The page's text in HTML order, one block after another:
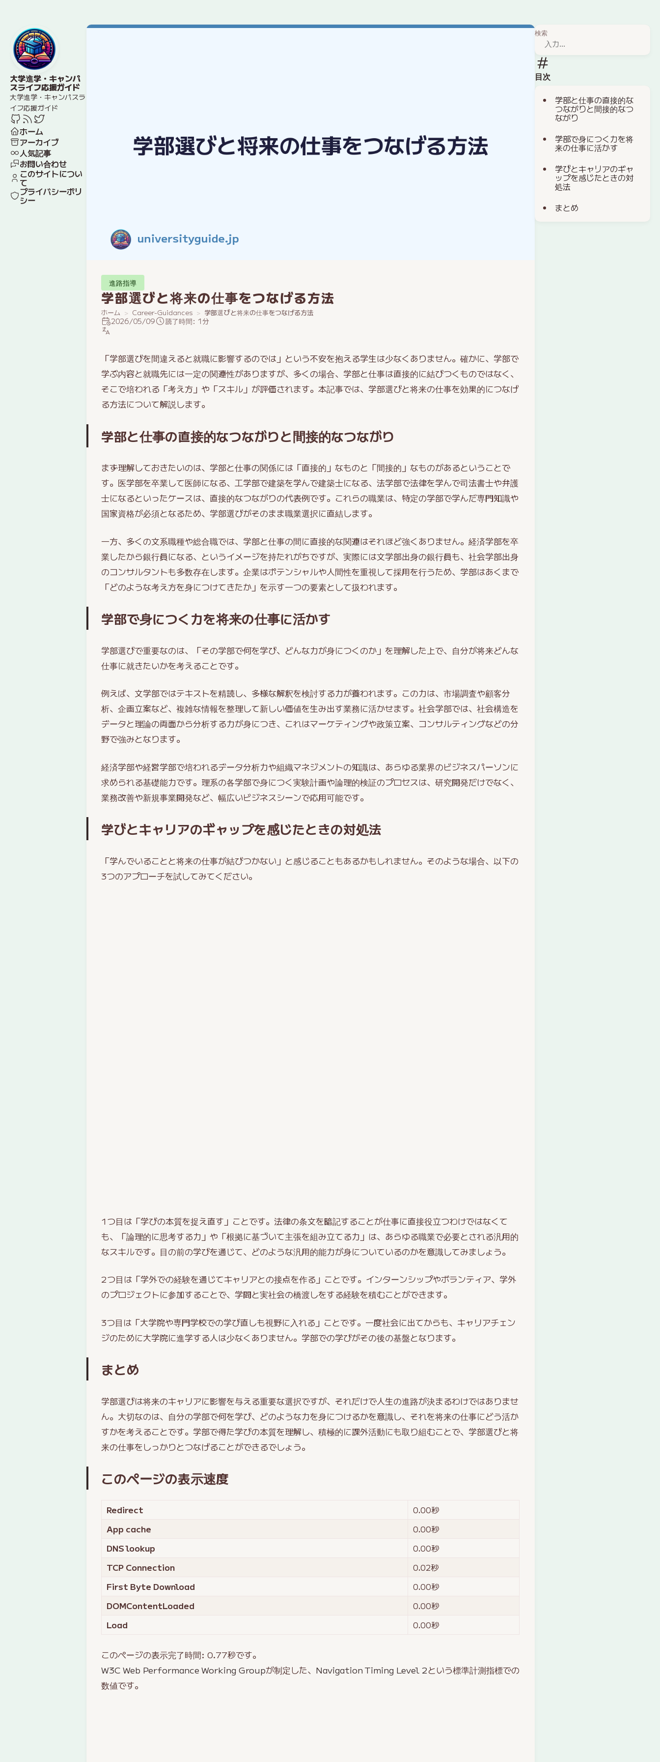
大学進学・キャンパ
スライフ応援ガイド
大学進学・キャンパスラ
イフ応援ガイド
ホーム
アーカイブ
人気記事
お問い合わせ
このサイトについ
て
プライバシーポリ
シー
検索
目次
学部と仕事の直接的な
つながりと間接的なつ
ながり
学部で身につく力を将
来の仕事に活かす
学びとキャリアのギャ
ップを感じたときの対
処法
まとめ
進路指導
学部選びと将来の仕事をつなげる方法
ホーム Career-Guidances 学部選びと将来の仕事をつなげる方法
2026/05/09 読了時間: 1分
「学部選びを間違えると就職に影響するのでは」という不安を抱える学生は少なくありません。確かに、学部で
学ぶ内容と就職先には一定の関連性がありますが、多くの場合、学部と仕事は直接的に結びつくものではなく、
そこで培われる「考え方」や「スキル」が評価されます。本記事では、学部選びと将来の仕事を効果的につなげ
る方法について解説します。
学部と仕事の直接的なつながりと間接的なつながり
まず理解しておきたいのは、学部と仕事の関係には「直接的」なものと「間接的」なものがあるということで
す。医学部を卒業して医師になる、工学部で建築を学んで建築士になる、法学部で法律を学んで司法書士や弁護
士になるといったケースは、直接的なつながりの代表例です。これらの職業は、特定の学部で学んだ専門知識や
国家資格が必須となるため、学部選びがそのまま職業選択に直結します。
一方、多くの文系職種や総合職では、学部と仕事の間に直接的な関連はそれほど強くありません。経済学部を卒
業したから銀行員になる、というイメージを持たれがちですが、実際には文学部出身の銀行員も、社会学部出身
のコンサルタントも多数存在します。企業はポテンシャルや人間性を重視して採用を行うため、学部はあくまで
「どのような考え方を身につけてきたか」を示す一つの要素として扱われます。
学部で身につく力を将来の仕事に活かす
学部選びで重要なのは、「その学部で何を学び、どんな力が身につくのか」を理解した上で、自分が将来どんな
仕事に就きたいかを考えることです。
例えば、文学部ではテキストを精読し、多様な解釈を検討する力が養われます。この力は、市場調査や顧客分
析、企画立案など、複雑な情報を整理して新しい価値を生み出す業務に活かせます。社会学部では、社会構造を
データと理論の両面から分析する力が身につき、これはマーケティングや政策立案、コンサルティングなどの分
野で強みとなります。
経済学部や経営学部で培われるデータ分析力や組織マネジメントの知識は、あらゆる業界のビジネスパーソンに
求められる基礎能力です。理系の各学部で身につく実験計画や論理的検証のプロセスは、研究開発だけでなく、
業務改善や新規事業開発など、幅広いビジネスシーンで応用可能です。
学びとキャリアのギャップを感じたときの対処法
「学んでいることと将来の仕事が結びつかない」と感じることもあるかもしれません。そのような場合、以下の
3つのアプローチを試してみてください。
1つ目は「学びの本質を捉え直す」ことです。法律の条文を暗記することが仕事に直接役立つわけではなくて
も、「論理的に思考する力」や「根拠に基づいて主張を組み立てる力」は、あらゆる職業で必要とされる汎用的
なスキルです。目の前の学びを通じて、どのような汎用的能力が身についているのかを意識してみましょう。
2つ目は「学外での経験を通じてキャリアとの接点を作る」ことです。インターンシップやボランティア、学外
のプロジェクトに参加することで、学問と実社会の橋渡しをする経験を積むことができます。
3つ目は「大学院や専門学校での学び直しも視野に入れる」ことです。一度社会に出てからも、キャリアチェン
ジのために大学院に進学する人は少なくありません。学部での学びがその後の基盤となります。
まとめ
学部選びは将来のキャリアに影響を与える重要な選択ですが、それだけで人生の進路が決まるわけではありませ
ん。大切なのは、自分の学部で何を学び、どのような力を身につけるかを意識し、それを将来の仕事にどう活か
すかを考えることです。学部で得た学びの本質を理解し、積極的に課外活動にも取り組むことで、学部選びと将
来の仕事をしっかりとつなげることができるでしょう。
このページの表示速度
Redirect 0.00秒
App cache
0.00秒
DNS lookup
0.00秒
TCP Connection
0.02秒
First Byte Download
0.00秒
DOMContentLoaded
0.00秒
Load
0.00秒
このページの表示完了時間:0.77秒です。
W3C Web Performance Working Groupが制定した、 Navigation Timing Level 2という標準計測指標での
数値です。